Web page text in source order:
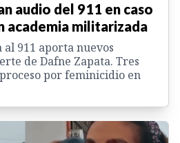
audio del 911 en caso
academia militarizada
911 aporta nuevos
de Dafne Zapata. Tres
por feminicidio en